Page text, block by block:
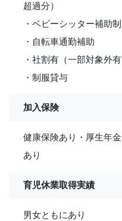
超過分）
・ベビーシッター補助
・自転車通勤補助
・社割有（一部対象外有
・制服貸与
加入保険
健康保険あり・厚生年
あり
育児休業取得実績
男女ともにあり